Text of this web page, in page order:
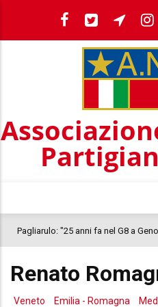
contenuto
Pagliarulo: "25 anni fa nel G8 a
colloca la morte di Abderrahim
Renato
Veneto Emilia - Romagna